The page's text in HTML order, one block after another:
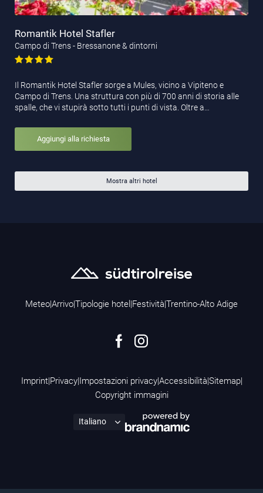
Romantik Hotel Stafler
Campo di Trens - Bressanone & dintorni
Il Romantik Hotel Stafler sorge a Mules, vicino a Vipiteno e
Campo di Trens. Una struttura con più di 700 anni di storia alle
spalle, che vi stupirà sotto tutti i punti di vista. Oltre a…
Aggiungi alla richiesta
Mostra altri hotel
Meteo|Arrivo|Tipologie hotel |Festività|Trentino-Alto Adige
Imprint|Privacy|Impostazioni privacy|Accessibilità|Sitemap|
Copyright immagini